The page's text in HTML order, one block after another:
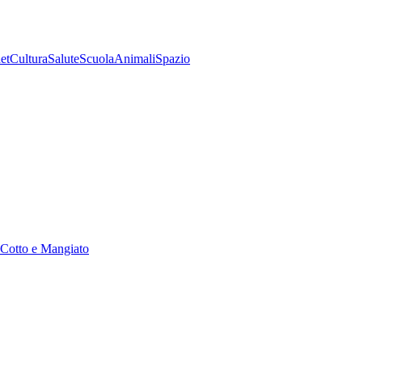
CulturaSaluteScuolaAnimaliSpazio
Cotto e Mangiato